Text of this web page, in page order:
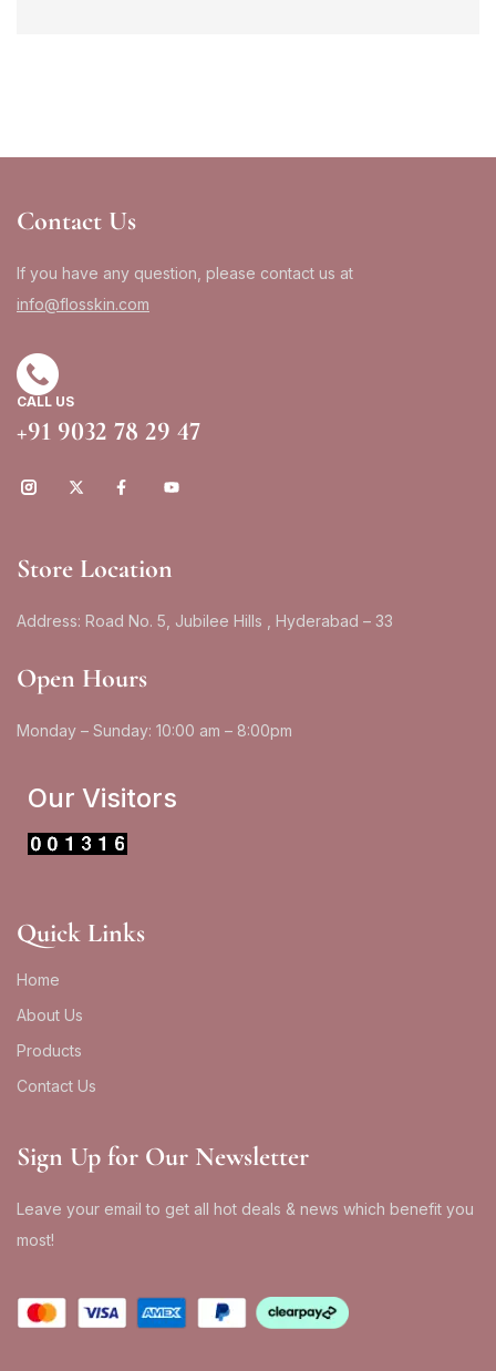
Contact Us
If you have any question, please contact us at
info@flosskin.com
CALL US
+91 9032 78 29 47
Store Location
Address: Road No. 5, Jubilee Hills , Hyderabad – 33
Open Hours
Monday – Sunday: 10:00 am – 8:00pm
Our Visitors
Quick Links
Home
About Us
Products
Contact Us
Sign Up for Our Newsletter
Leave your email to get all hot deals & news which benefit you
most!